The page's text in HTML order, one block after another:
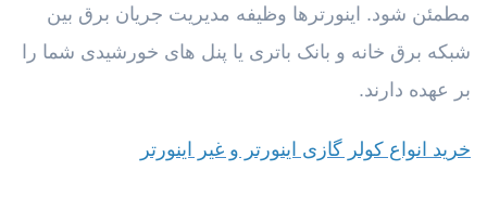
مطمئن شود. اینورترها وظیفه مدیریت جریان برق بین
شبکه برق خانه و بانک باتری یا پنل های خورشیدی شما را
بر عهده دارند.
خرید انواع کولر گازی اینورتر و غیر اینورتر